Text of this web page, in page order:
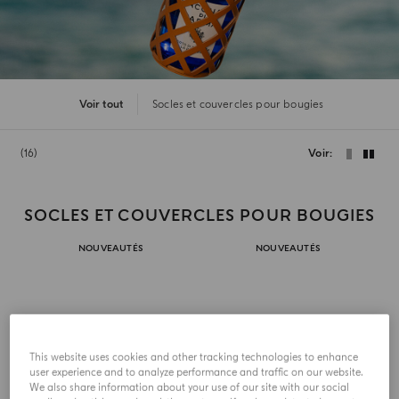
Voir tout Socles et couvercles pour bougies
16 Voir
SOCLES ET COUVERCLES POUR BOUGIES
NOUVEAUTÉS NOUVEAUTÉS
This website uses cookies and other tracking technologies to enhance
user experience and to analyze performance and traffic on our website.
We also share information about your use of our site with our social